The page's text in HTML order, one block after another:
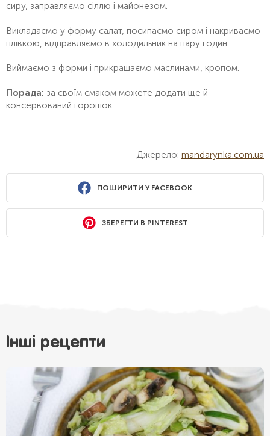
сиру, заправляємо сіллю і майонезом.
Викладаємо у форму салат, посипаємо сиром і накриваємо
плівкою, відправляємо в холодильник на пару годин.
Виймаємо з форми і прикрашаємо маслинами, кропом.
Порада: за своїм смаком можете додати ще й
консервований горошок.
Джерело: mandarynka.com.ua
ПОШИРИТИ У FACEBOOK
ЗБЕРЕГТИ В PINTEREST
Інші рецепти